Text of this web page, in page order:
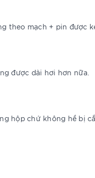
theo mạch + pin được
được dài hơi hơn nữa.
hộp chứ không hề bị